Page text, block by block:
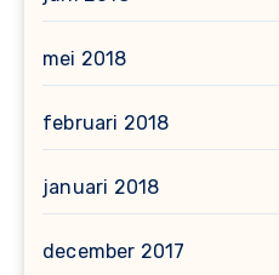
mei 2018
februari 2018
januari 2018
december 2017